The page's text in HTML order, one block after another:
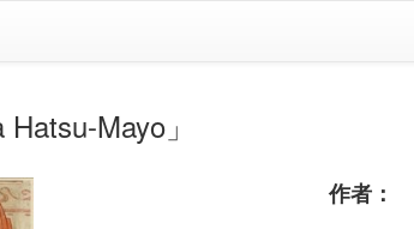
Mayo」
作者：